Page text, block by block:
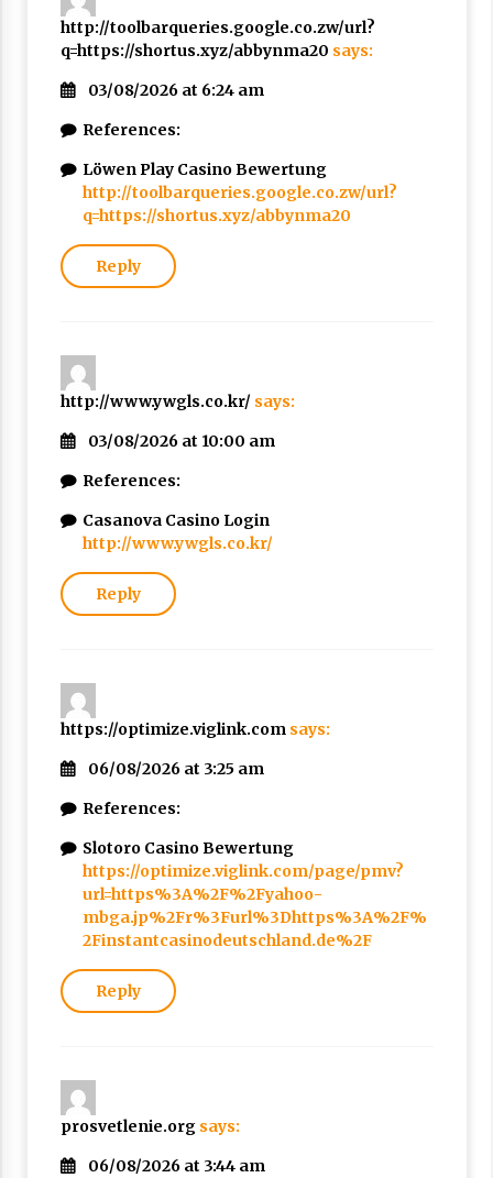
http://toolbarqueries.google.co.zw/url?
q=https://shortus.xyz/abbynma20 says:
03/08/2026 at 6:24 am
References:
Löwen Play Casino Bewertung
http://toolbarqueries.google.co.zw/url?
q=https://shortus.xyz/abbynma20
Reply
http://www.ywgls.co.kr/ says:
03/08/2026 at 10:00 am
References:
Casanova Casino Login
http://www.ywgls.co.kr/
Reply
https://optimize.viglink.com says:
06/08/2026 at 3:25 am
References:
Slotoro Casino Bewertung
https://optimize.viglink.com/page/pmv?
url=https%3A%2F%2Fyahoo-
mbga.jp%2Fr%3Furl%3Dhttps%3A%2F%
2Finstantcasinodeutschland.de%2F
Reply
prosvetlenie.org says:
06/08/2026 at 3:44 am